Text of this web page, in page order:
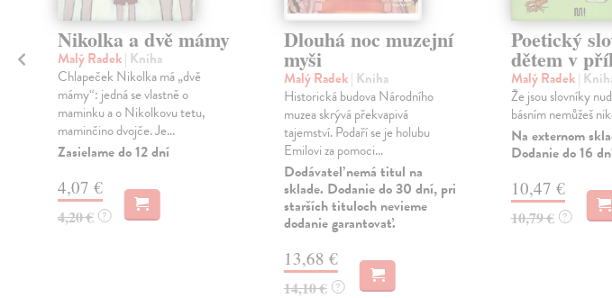
Nikolka a dvě mámy
Malý Radek| Kniha
Chlapeček Nikolka má „dvě
mámy“: jedná se vlastně o
maminku a o Nikolkovu tetu,
maminčino dvojče. Je...
Zasielame do 12 dní
4,07 €
4,20 € ?
Dlouhá noc muzejní
myši
Malý Radek| Kniha
Historická budova Národního
muzea skrývá překvapivá
tajemství. Podaří se je holubu
Emilovi za pomoci...
Dodávateľ nemá titul na
sklade. Dodanie do 30 dní, pri
starších tituloch nevieme
dodanie garantovať.
13,68 €
14,10 € ?
Poetický
dětem v
Malý Radek|
Že jsou slovníky
básním nemůžeš
Na externom
Dodanie do 16
10,47 €
10,79 € ?